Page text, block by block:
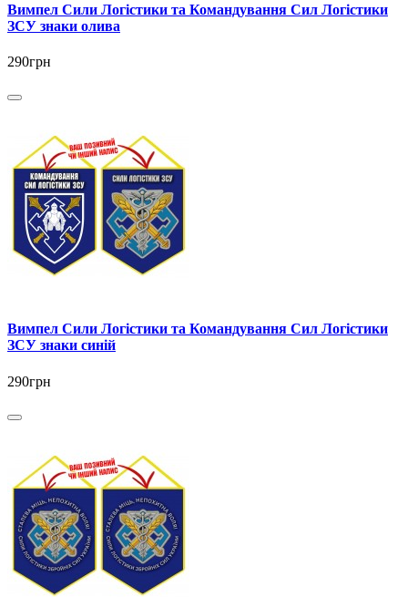
Вимпел Сили Логістики та Командування Сил Логістики
ЗСУ знаки олива
290грн
Вимпел Сили Логістики та Командування Сил Логістики
ЗСУ знаки синій
290грн